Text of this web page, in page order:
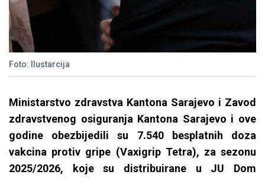
Foto: Ilustarcija
Ministarstvo zdravstva Kantona Sarajevo i Zavod
zdravstvenog osiguranja Kantona Sarajevo i ove
godine obezbijedili su 7.540 besplatnih doza
vakcina protiv gripe (Vaxigrip Tetra), za sezonu
2025/2026, koje su distribuirane u JU Dom